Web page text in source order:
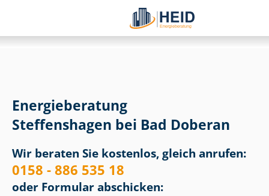
Energieberatung
Steffenshagen bei Bad Doberan
Wir beraten Sie kostenlos, gleich anrufen:
0158 - 886 535 18
oder Formular abschicken: